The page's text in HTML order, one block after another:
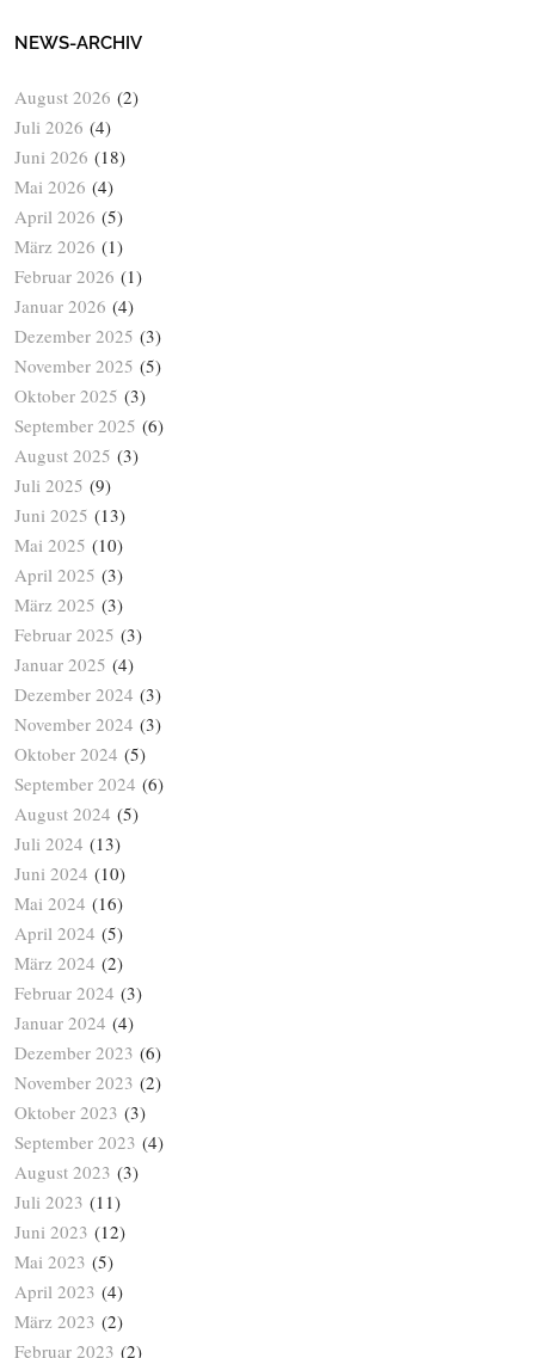
NEWS-ARCHIV
August 2026 (2)
Juli 2026 (4)
Juni 2026 (18)
Mai 2026 (4)
April 2026 (5)
März 2026 (1)
Februar 2026 (1)
Januar 2026 (4)
Dezember 2025 (3)
November 2025 (5)
Oktober 2025 (3)
September 2025 (6)
August 2025 (3)
Juli 2025 (9)
Juni 2025 (13)
Mai 2025 (10)
April 2025 (3)
März 2025 (3)
Februar 2025 (3)
Januar 2025 (4)
Dezember 2024 (3)
November 2024 (3)
Oktober 2024 (5)
September 2024 (6)
August 2024 (5)
Juli 2024 (13)
Juni 2024 (10)
Mai 2024 (16)
April 2024 (5)
März 2024 (2)
Februar 2024 (3)
Januar 2024 (4)
Dezember 2023 (6)
November 2023 (2)
Oktober 2023 (3)
September 2023 (4)
August 2023 (3)
Juli 2023 (11)
Juni 2023 (12)
Mai 2023 (5)
April 2023 (4)
März 2023 (2)
Februar 2023 (2)